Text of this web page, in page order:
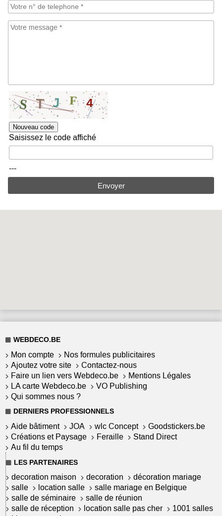
Nouveau code
Saisissez le code affiché
---
Envoyer
WEBDECO.BE
Mon compte
Nos formules publicitaires
Ajoutez votre site
Contactez-nous
Faire un lien vers Webdeco.be
Mentions Légales
LA carte Webdeco.be
VO Publishing
Qui sommes nous ?
DERNIERS PROFESSIONNELS
Aide bâtiment JOA wlc Concept
Goodstickers.be
Créations et Paysage
Feraille
Stand Direct
Au fil du temps
LES PARTENAIRES
decoration maison decoration
décoration mariage
salle
location salle
salle mariage en Belgique
salle de séminaire
salle de réunion
salle de réception
location salle pas cher
1001 salles